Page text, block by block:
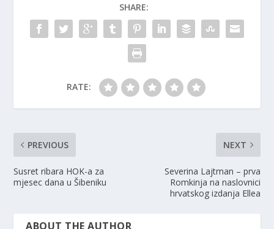
SHARE:
RATE:
PREVIOUS
Susret ribara HOK-a za
mjesec dana u Šibeniku
NEXT
Severina Lajtman – prva
Romkinja na naslovnici
hrvatskog izdanja Ellea
ABOUT THE AUTHOR